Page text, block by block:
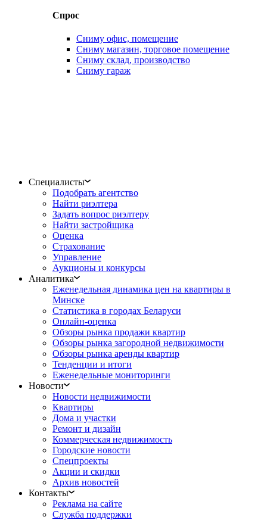
Спрос
Сниму офис, помещение
Сниму магазин, торговое помещение
Сниму склад, производство
Сниму гараж
Специалисты
Подобрать агентство
Найти риэлтера
Задать вопрос риэлтеру
Найти застройщика
Оценка
Страхование
Управление
Аукционы и конкурсы
Аналитика
Еженедельная динамика цен на квартиры в
Минске
Статистика в городах Беларуси
Онлайн-оценка
Обзоры рынка продажи квартир
Обзоры рынка загородной недвижимости
Обзоры рынка аренды квартир
Тенденции и итоги
Еженедельные мониторинги
Новости
Новости недвижимости
Квартиры
Дома и участки
Ремонт и дизайн
Коммерческая недвижимость
Городские новости
Спецпроекты
Акции и скидки
Архив новостей
Контакты
Реклама на сайте
Служба поддержки